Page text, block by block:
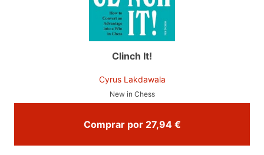
Clinch It!
Cyrus Lakdawala
New in Chess
Comprar por 27,94 €